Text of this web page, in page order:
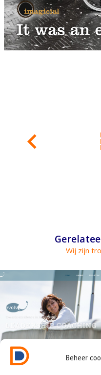
Beheer
Wij zijn